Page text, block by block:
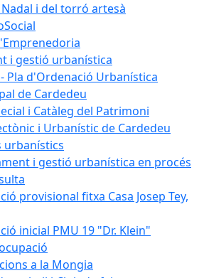
Nadal i del torró artesà
i gestió urbanística
Pla d'Ordenació Urbanística
de Cardedeu
i Catàleg del Patrimoni
i Urbanístic de Cardedeu
urbanístics
i gestió urbanística en procés
provisional fitxa Casa Josep Tey,
inicial PMU 19 "Dr. Klein"
a la Mongia